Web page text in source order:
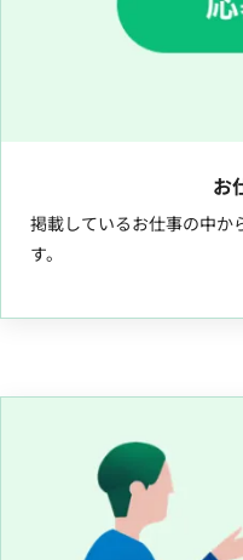
お
掲載しているお仕事の中か
す。